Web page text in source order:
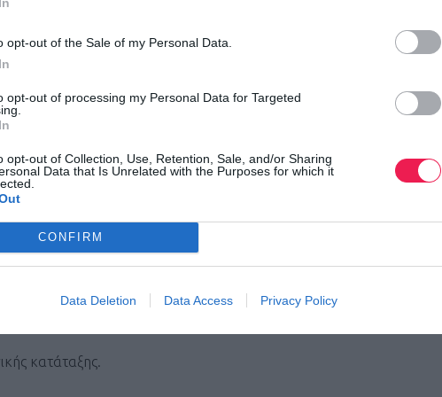
opt-out of the Sale of my Personal Data.
opt-out of processing my Personal Data for Targeted
opt-out of Collection, Use, Retention, Sale, and/or Sharing
Data that Is Unrelated with the Purposes for which it
CONFIRM
Data Deletion Data Access Privacy Policy
του αγώνα από το
.
Vikos Natural Mineral Water
(με δήλωση συμμετοχής στο 6937184592 – θα τηρηθεί σειρά
κατάταξης.